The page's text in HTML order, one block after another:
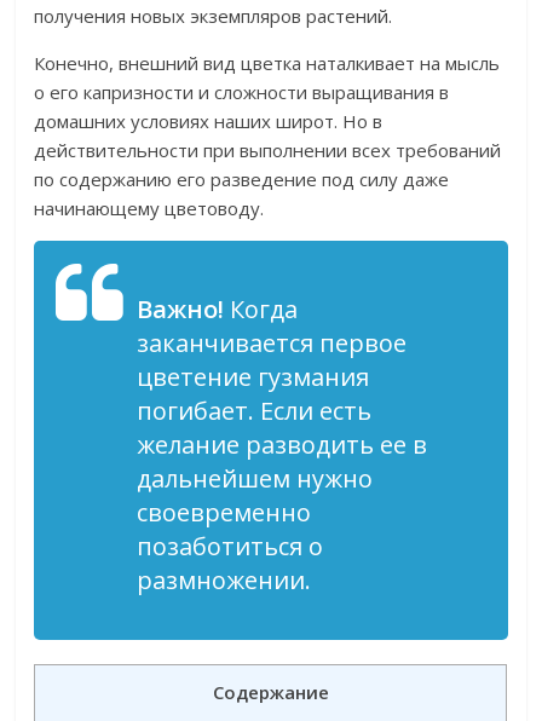
получения новых экземпляров растений.
Конечно, внешний вид цветка наталкивает на мысль
о его капризности и сложности выращивания в
домашних условиях наших широт. Но в
действительности при выполнении всех требований
по содержанию его разведение под силу даже
начинающему цветоводу.
Важно! Когда
заканчивается первое
цветение гузмания
погибает. Если есть
желание разводить ее в
дальнейшем нужно
своевременно
позаботиться о
размножении.
Содержание